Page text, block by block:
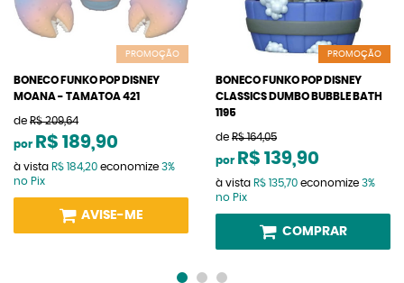
PROMOÇÃO
BONECO FUNKO POP DISNEY
MOANA - TAMATOA 421
de R$ 209,64
por R$ 189,90
à vista R$ 184,20 economize 3%
no Pix
AVISE-ME
PROMOÇÃO
BONECO FUNKO POP DISNEY
CLASSICS DUMBO BUBBLE BATH
1195
de R$ 164,05
por R$ 139,90
à vista R$ 135,70 economize 3%
no Pix
COMPRAR